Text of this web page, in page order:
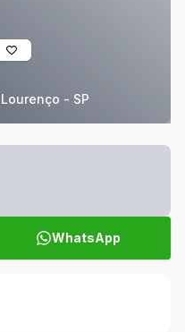
- SP
WhatsApp